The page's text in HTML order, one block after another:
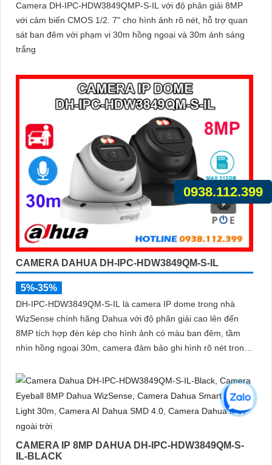
Camera DH-IPC-HDW3849QMP-S-IL với độ phân giải 8MP
với cảm biến CMOS 1/2. 7" cho hình ảnh rõ nét, hỗ trợ quan
sát ban đêm với phạm vi 30m hồng ngoại và 30m ánh sáng
trắng
CAMERA DAHUA DH-IPC-HDW3849QM-S-IL
5%-35%
DH-IPC-HDW3849QM-S-IL là camera IP dome trong nhà
WizSense chính hãng Dahua với độ phân giải cao lên đến
8MP tích hợp đèn kép cho hình ảnh có màu ban đêm, tầm
nhìn hồng ngoại 30m, camera đảm bảo ghi hình rõ nét trong
tích hợp micro ghi âm, chuẩn POE và khả năng nhận diện
chính xác người và phương tiện giám sát an ninh tốt
CAMERA IP 8MP DAHUA DH-IPC-HDW3849QM-S-
IL-BLACK
0938.112.399